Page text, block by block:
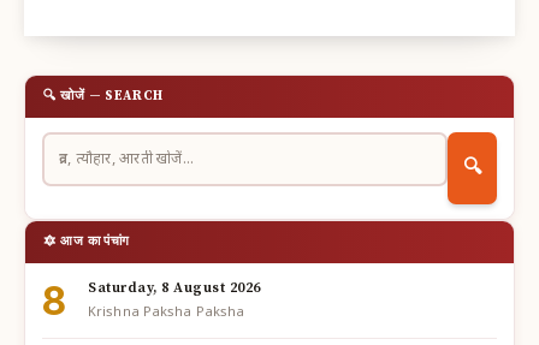
🔍 खोजें — SEARCH
🔍
🔯 आज का पंचांग
8 Saturday, 8 August 2026
Krishna Paksha Paksha